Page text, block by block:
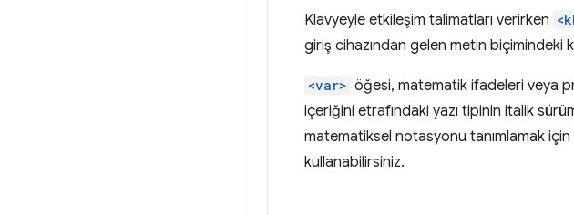
Klavyeyle etkileşim talimatları verirken
giriş cihazından gelen metin biçimindeki
<var> öğesi, matematik ifadeleri veya
içeriğini etrafındaki yazı tipinin italik
matematiksel notasyonu tanımlamak
kullanabilirsiniz.